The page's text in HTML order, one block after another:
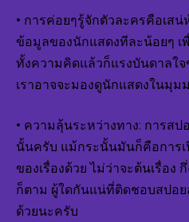
• การค่อยๆรู้จักตัวละครคือเสน่
ข้อมูลของนักแสดงทีละน้อยๆ เ
ทั้งความคิดแล้วก็แรงบันดาลใ
เราอาจจะมองดูนักแสดงในมุ
• ความลุ้นระหว่างทาง: การส
นั้นครับ แม้กระนั้นมันก็คือการเ
ของเรื่องด้วย ไม่ว่าจะต้นเรื่อง
ก็ตาม ผู้ใดกันแน่ที่ติดชอบสปอ
ด้วยนะครับ